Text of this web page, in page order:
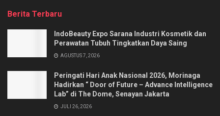
Berita Terbaru
IndoBeauty Expo Sarana Industri Kosmetik dan
Perawatan Tubuh Tingkatkan Daya Saing
AGUSTUS 7, 2026
Peringati Hari Anak Nasional 2026, Morinaga
Hadirkan “ Door of Future – Advance Intelligence
Lab” di The Dome, Senayan Jakarta
JULI 26, 2026